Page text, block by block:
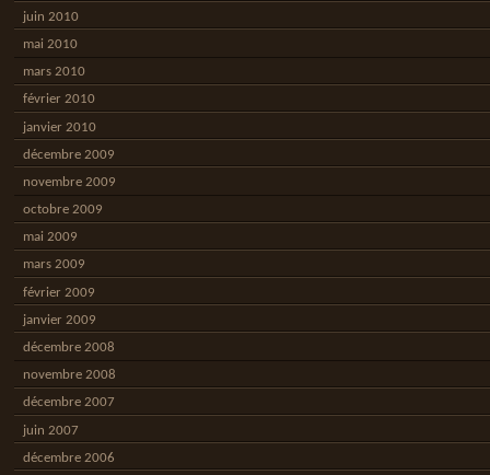
juin 2010
mai 2010
mars 2010
février 2010
janvier 2010
décembre 2009
novembre 2009
octobre 2009
mai 2009
mars 2009
février 2009
janvier 2009
décembre 2008
novembre 2008
décembre 2007
juin 2007
décembre 2006